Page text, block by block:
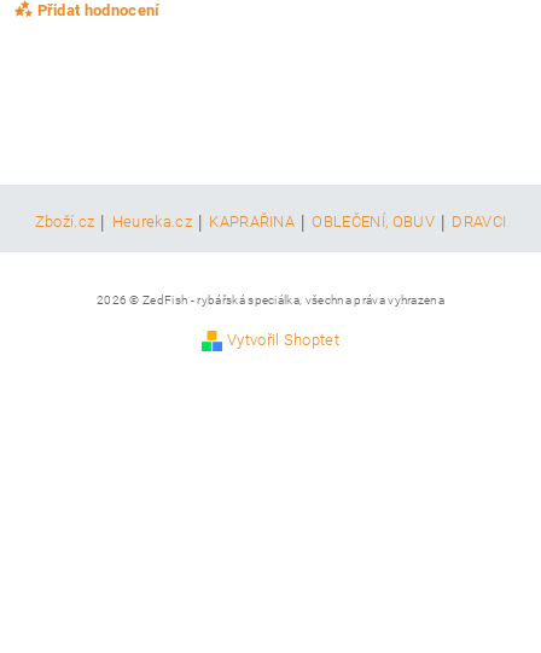
Přidat hodnocení
Zboží.cz Heureka.cz KAPRAŘINA OBLEČENÍ, OBUV DRAVCI
2026 © ZedFish - rybářská speciálka, všechna práva vyhrazena
Vytvořil Shoptet